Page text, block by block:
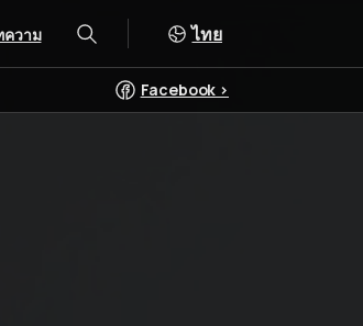
ความ
ค้นหา ไทย
Facebook >